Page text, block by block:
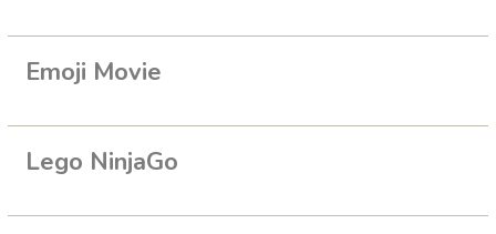
Emoji Movie
Lego NinjaGo